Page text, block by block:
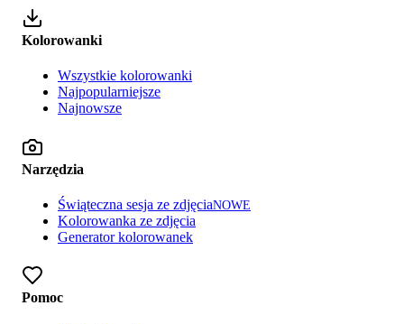
Kolorowanki
Wszystkie kolorowanki
Najpopularniejsze
Najnowsze
Narzędzia
Świąteczna sesja ze zdjęciaNOWE
Kolorowanka ze zdjęcia
Generator kolorowanek
Pomoc